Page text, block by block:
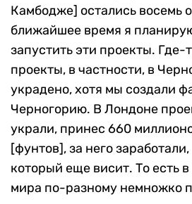
Камбодже] остались восемь
ближайшее время я
запустить эти проекты. Где-
проекты, в частности, в
украдено, хотя мы создали
Черногорию. В Лондоне
украли, принес 660
[фунтов], за него
который еще висит. То есть
мира по-разному немножко